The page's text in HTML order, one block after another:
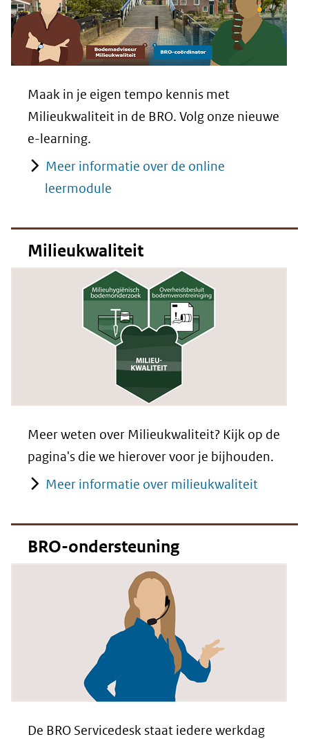
website)
Maak in je eigen tempo kennis met
Milieukwaliteit in de BRO. Volg onze nieuwe
e-learning.
Meer informatie over de online
leermodule
Milieukwaliteit
Meer weten over Milieukwaliteit? Kijk op de
pagina's die we hierover voor je bijhouden.
Meer informatie over milieukwaliteit
BRO-ondersteuning
De BRO Servicedesk staat iedere werkdag